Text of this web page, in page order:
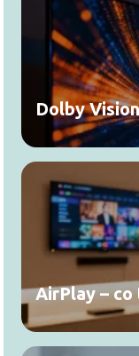
Dolby
AirPlay – co